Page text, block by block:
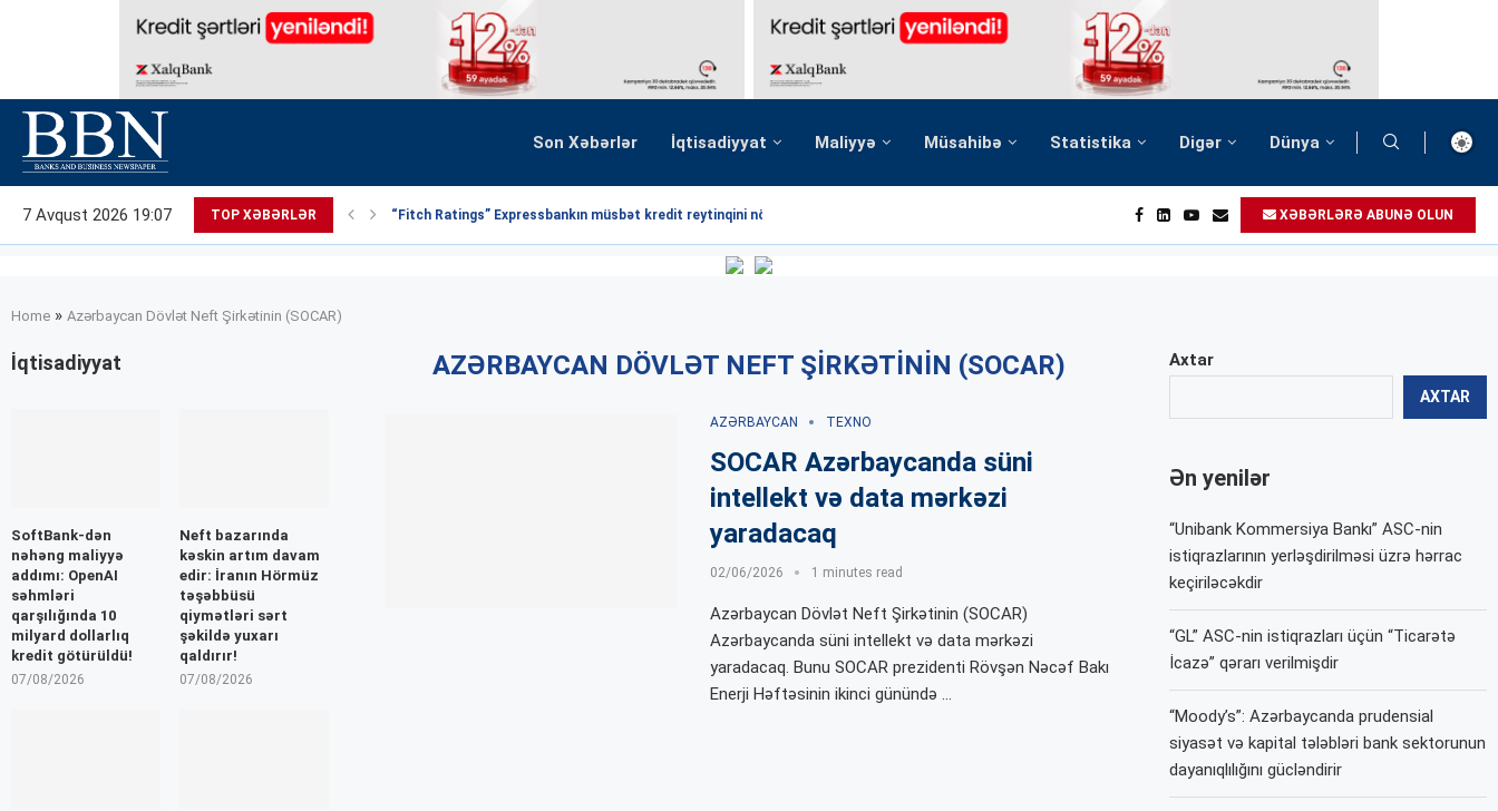
Son Xəbərlər İqtisadiyyat Maliyyə Müsahibə Statistika Digər Dünya
7 Avqust 2026 19:07 TOP XƏBƏRLƏR “Fitch Ratings” Expressbankın müsbət kredit reytinqini növbəti dəfə... XƏBƏRLƏRƏ ABUNƏ OLUN
Home » Azərbaycan Dövlət Neft Şirkətinin (SOCAR)
AZƏRBAYCAN DÖVLƏT NEFT ŞIRKƏTININ (SOCAR)
AZƏRBAYCAN TEXNO
SOCAR Azərbaycanda süni
intellekt və data mərkəzi
yaradacaq
02/06/2026 1 minutes read
Azərbaycan Dövlət Neft Şirkətinin (SOCAR)
Azərbaycanda süni intellekt və data mərkəzi
yaradacaq. Bunu SOCAR prezidenti Rövşən Nəcəf Bakı
Enerji Həftəsinin ikinci günündə …
Axtar
AXTAR
Ən yenilər
“Unibank Kommersiya Bankı” ASC-nin
istiqrazlarının yerləşdirilməsi üzrə hərrac
keçiriləcəkdir
“GL” ASC-nin istiqrazları üçün “Ticarətə
İcazə” qərarı verilmişdir
“Moody’s”: Azərbaycanda prudensial
siyasət və kapital tələbləri bank sektorunun
dayanıqlılığını gücləndirir
İqtisadiyyat
SoftBank-dən
nəhəng maliyyə
addımı: OpenAI
səhmləri
qarşılığında 10
milyard dollarlıq
kredit götürüldü!
07/08/2026
Neft bazarında
kəskin artım davam
edir: İranın Hörmüz
təşəbbüsü
qiymətləri sərt
şəkildə yuxarı
qaldırır!
07/08/2026